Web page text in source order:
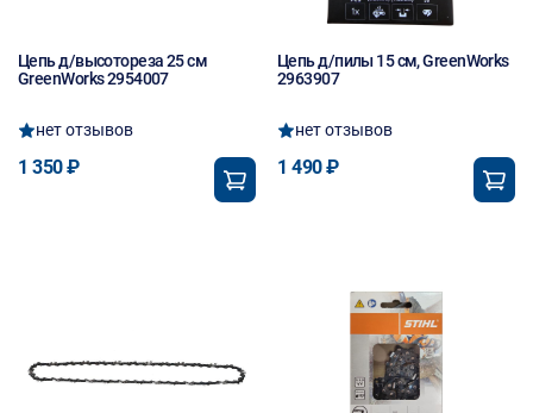
Цепь д/высотореза 25 см
GreenWorks 2954007
нет отзывов
1 350 ₽
Цепь д/пилы 15 см, GreenWorks
2963907
нет отзывов
1 490 ₽